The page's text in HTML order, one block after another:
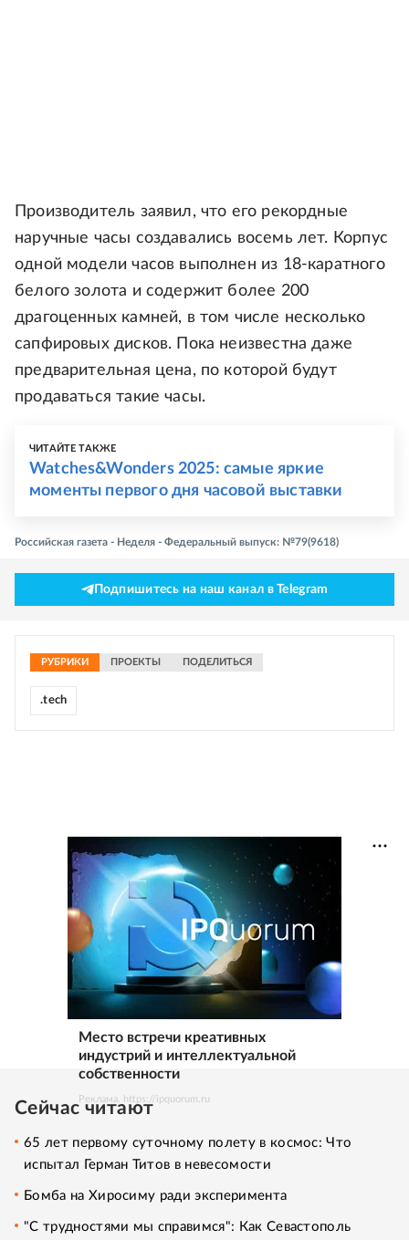
Производитель заявил, что его рекордные
наручные часы создавались восемь лет. Корпус
одной модели часов выполнен из 18-каратного
белого золота и содержит более 200
драгоценных камней, в том числе несколько
сапфировых дисков. Пока неизвестна даже
предварительная цена, по которой будут
продаваться такие часы.
ЧИТАЙТЕ ТАКЖЕ
Watches&Wonders 2025: самые яркие
моменты первого дня часовой выставки
Российская газета - Неделя - Федеральный выпуск: №79(9618)
Подпишитесь на наш канал в Telegram
РУБРИКИ ПРОЕКТЫ ПОДЕЛИТЬСЯ
.tech
Место встречи креативных
индустрий и интеллектуальной
собственности
Реклама. https://ipquorum.ru
Сейчас читают
65 лет первому суточному полету в космос: Что
испытал Герман Титов в невесомости
Бомба на Хиросиму ради эксперимента
"С трудностями мы справимся": Как Севастополь